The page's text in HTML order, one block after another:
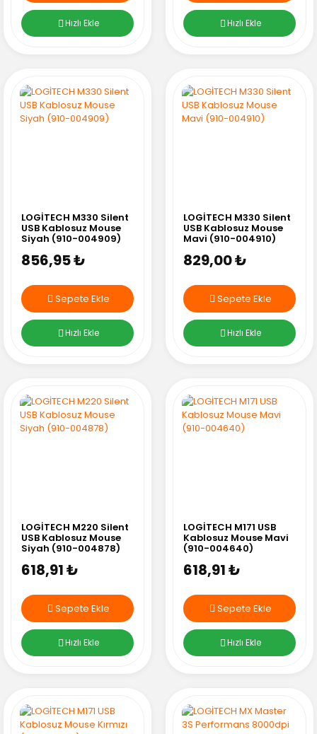
Hızlı Ekle Hızlı Ekle
LOGİTECH M330 Silent
USB Kablosuz Mouse
Siyah (910-004909)
856,95 ₺
Sepete Ekle
Hızlı Ekle
LOGİTECH M330 Silent
USB Kablosuz Mouse
Mavi (910-004910)
829,00 ₺
Sepete Ekle
Hızlı Ekle
LOGİTECH M220 Silent
USB Kablosuz Mouse
Siyah (910-004878)
618,91 ₺
Sepete Ekle
Hızlı Ekle
LOGİTECH M171 USB
Kablosuz Mouse Mavi
(910-004640)
618,91 ₺
Sepete Ekle
Hızlı Ekle